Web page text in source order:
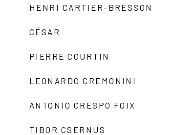
HENRI CARTIER-BRESSON
CÉSAR
PIERRE COURTIN
LEONARDO CREMONINI
ANTONIO CRESPO FOIX
TIBOR CSERNUS